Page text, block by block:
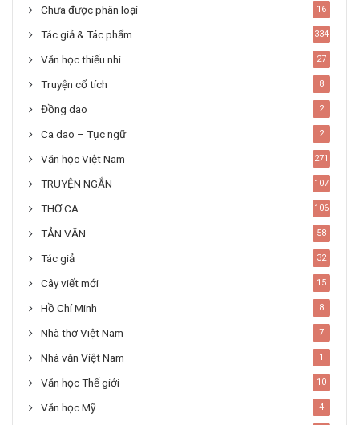
Chưa được phân loại 16
Tác giả & Tác phẩm 334
Văn học thiếu nhi 27
Truyện cổ tích 8
Đồng dao 2
Ca dao – Tục ngữ 2
Văn học Việt Nam 271
TRUYỆN NGẮN 107
THƠ CA 106
TẢN VĂN 58
Tác giả 32
Cây viết mới 15
Hồ Chí Minh 8
Nhà thơ Việt Nam 7
Nhà văn Việt Nam 1
Văn học Thế giới 10
Văn học Mỹ 4